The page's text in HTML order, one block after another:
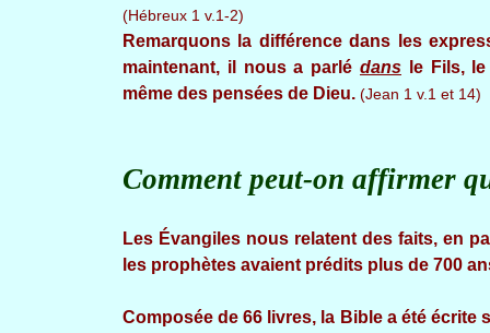
(Hébreux 1 v.1-2)
Remarquons la différence dans les
maintenant, il nous a parlé dans le Fils, le
même des pensées de Dieu. (Jean 1 v.1 et 14)
Comment peut-on affirmer
Les Évangiles nous relatent des faits, en
les prophètes avaient prédits plus de 700
Composée de 66 livres, la Bible a été